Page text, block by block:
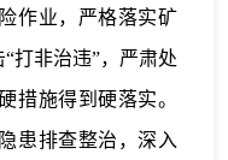
作业，严格落实矿
打非治违”，严肃处
措施得到硬落实。
患排查整治，深入